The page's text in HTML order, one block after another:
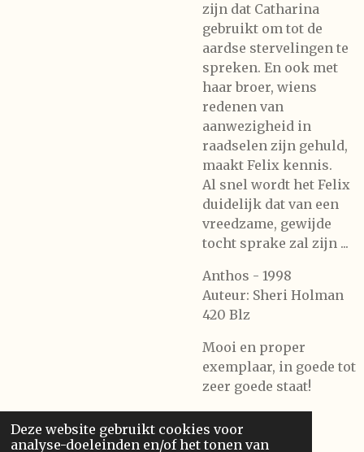
Deze website gebruikt cookies voor
analyse-doeleinden en/of het tonen van
zijn dat Catharina
gebruikt om tot de
aardse stervelingen te
spreken. En ook met
haar broer, wiens
redenen van
aanwezigheid in
raadselen zijn gehuld,
maakt Felix kennis.
Al snel wordt het Felix
duidelijk dat van een
vreedzame, gewijde
tocht sprake zal zijn ...
Anthos - 1998
Auteur: Sheri Holman
420 Blz
Mooi en proper
exemplaar, in goede tot
zeer goede staat!